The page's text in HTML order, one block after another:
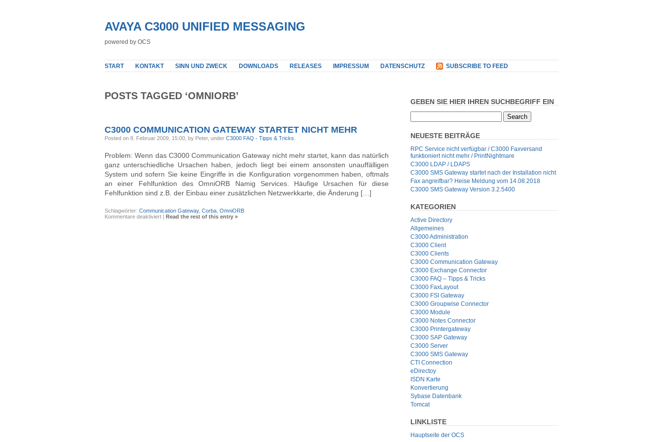
AVAYA C3000 UNIFIED MESSAGING
powered by OCS
START KONTAKT SINN UND ZWECK DOWNLOADS RELEASES IMPRESSUM DATENSCHUTZ SUBSCRIBE TO FEED
POSTS TAGGED ‘OMNIORB’
C3000 COMMUNICATION GATEWAY STARTET NICHT MEHR
Posted on 8. Februar 2009, 15:00, by Peter, under C3000 FAQ - Tipps & Tricks
Problem: Wenn das C3000 Communication Gateway nicht mehr startet, kann das natürlich
ganz unterschiedliche Ursachen haben, jedoch liegt bei einem ansonsten unauffälligen
System und sofern Sie keine Eingriffe in die Konfiguration vorgenommen haben, oftmals
an einer Fehlfunktion des OmniORB Namig Services. Häufige Ursachen für diese
Fehlfunktion sind z.B. der Einbau einer zusätzlichen Netzwerkkarte, die Änderung […]
Schlagwörter: Communication Gateway, Corba OmniORB
Kommentare deaktiviertfür
| Read the rest of this entry »
GEBEN SIE HIER IHREN SUCHBEGRIFF EIN
NEUESTE BEITRÄGE
RPC Service nicht verfügbar / C3000 Faxversand
funktioniert nicht mehr / PrintNightmare
C3000 LDAP / LDAPS
C3000 SMS Gateway startet nach der Installation nicht
Fax angreifbar? Heise Meldung vom 14.08.2018
C3000 SMS Gateway Version 3.2.5400
KATEGORIEN
Active Directory
Allgemeines
C3000 Administration
C3000 Client
C3000 Clients
C3000 Communication Gateway
C3000 Exchange Connector
C3000 FAQ – Tipps & Tricks
C3000 FaxLayout
C3000 FSI Gateway
C3000 Groupwise Connector
C3000 Module
C3000 Notes Connector
C3000 Printergateway
C3000 SAP Gateway
C3000 Server
C3000 SMS Gateway
CTI Connection
eDirectoy
ISDN Karte
Konvertierung
Sybase Datenbank
Tomcat
LINKLISTE
Hauptseite der OCS